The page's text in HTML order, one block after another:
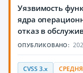
Уязвимость
ядра
отказ в
ОПУБЛИКОВАНО:
CVSS 3.x